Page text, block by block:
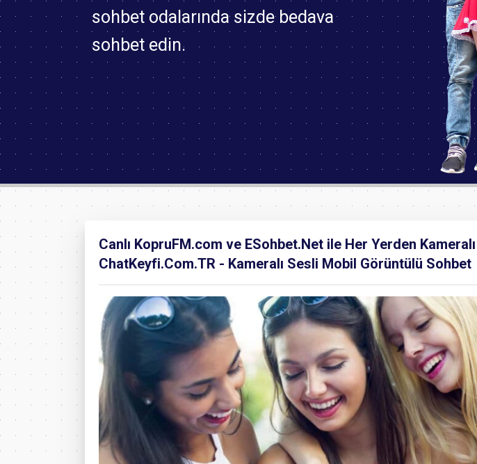
sohbet odalarında sizde bedava
sohbet edin.
Canlı KopruFM.com ve ESohbet.Net ile Her Yerden
ChatKeyfi.Com.TR - Kameralı Sesli Mobil Görüntülü Sohbet